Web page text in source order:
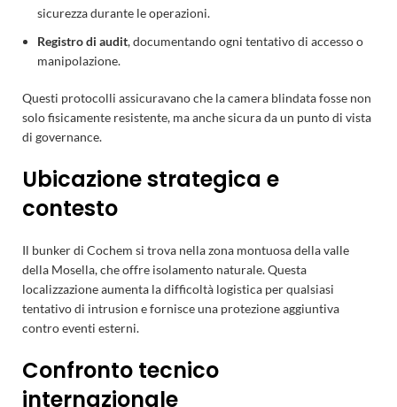
sicurezza durante le operazioni.
Registro di audit, documentando ogni tentativo di accesso o
manipolazione.
Questi protocolli assicuravano che la camera blindata fosse non
solo fisicamente resistente, ma anche sicura da un punto di vista
di governance.
Ubicazione strategica e
contesto
Il bunker di Cochem si trova nella zona montuosa della valle
della Mosella, che offre isolamento naturale. Questa
localizzazione aumenta la difficoltà logistica per qualsiasi
tentativo di intrusion e fornisce una protezione aggiuntiva
contro eventi esterni.
Confronto tecnico
internazionale